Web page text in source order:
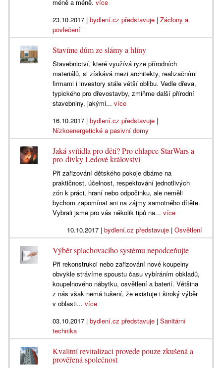
méně a méně.více
23.10.2017 |bydlení.cz představuje |Záclony a
povlečení
Stavíme dům ze slámy a hlíny
Stavebnictví, které využívá ryze přírodních
materiálů, si získává mezi architekty, realizačními
firmami i investory stále větší oblibu. Vedle dřeva,
typického pro dřevostavby, zmiňme další přírodní
stavebniny, jakými...více
16.10.2017 |bydlení.cz představuje |
Nízkoenergetické a pasivní domy
Jaká svítidla pro děti? Pro chlapce StarWars a
pro dívky Ledové království
Při zařizování dětského pokoje dbáme na
praktičnost, účelnost, respektování jednotlivých
zón k práci, hraní nebo odpočinku, ale neměli
bychom zapomínat ani na zájmy samotného dítěte.
Vybrali jsme pro vás několik tipů na...více
10.10.2017| bydlení.cz představuje| Osvětlení
Výběr splachovacího systému nepodceňujte
Při rekonstrukci nebo zařizování nové koupelny
obvykle strávíme spoustu času vybíráním obkladů,
koupelnového nábytku, osvětlení a baterií. Většina
z nás však nemá tušení, že existuje i široký výběr
v oblasti...více
03.10.2017 |bydlení.cz představuje |Sanitární
technika
Kvalitní revitalizaci provede pouze zkušená a
prověřená společnost